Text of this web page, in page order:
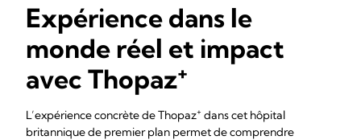
Expérience dans le
monde réel et impact
avec Thopaz+
L’expérience concrète de Thopaz+ dans cet hôpital
britannique de premier plan permet de comprendre